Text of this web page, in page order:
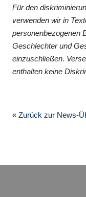
Für den
verwenden wir in
personenbezogenen
Geschlechter und
einzuschließen.
enthalten keine
« Zurück zur News-